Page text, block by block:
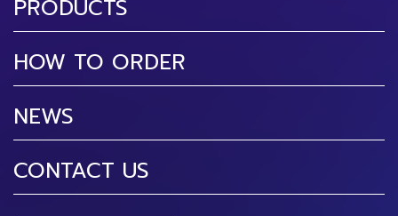
PRODUCTS
HOW TO ORDER
NEWS
CONTACT US